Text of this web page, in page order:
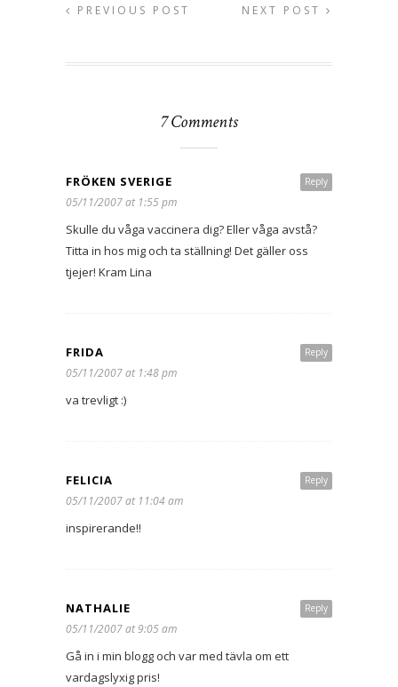
PREVIOUS POST NEXT POST
7 Comments
Reply
FRÖKEN SVERIGE
05/11/2007 at 1:55 pm
Skulle du våga vaccinera dig? Eller våga avstå?
Titta in hos mig och ta ställning! Det gäller oss
tjejer! Kram Lina
Reply
FRIDA
05/11/2007 at 1:48 pm
va trevligt :)
Reply
FELICIA
05/11/2007 at 11:04 am
inspirerande!!
Reply
NATHALIE
05/11/2007 at 9:05 am
Gå in i min blogg och var med tävla om ett
vardagslyxig pris!